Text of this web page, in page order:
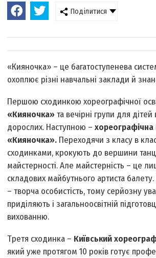
Поділитися
«Кияночка» – це багатоступенева
охоплює різні навчальні заклади й
Першою сходинкою хореографічної
«Кияночка» та вечірні групи для дітей
дорослих. Наступною –хореографічна
«Кияночка». Переходячи з класу в
сходинками, крокують до вершини
майстерності. Але майстерність – це
складових майбутнього артиста
– творча особистість, тому серйозну
приділяють і загальноосвітній
вихованню.
Третя сходинка – Київський
який уже протягом 10 років готує